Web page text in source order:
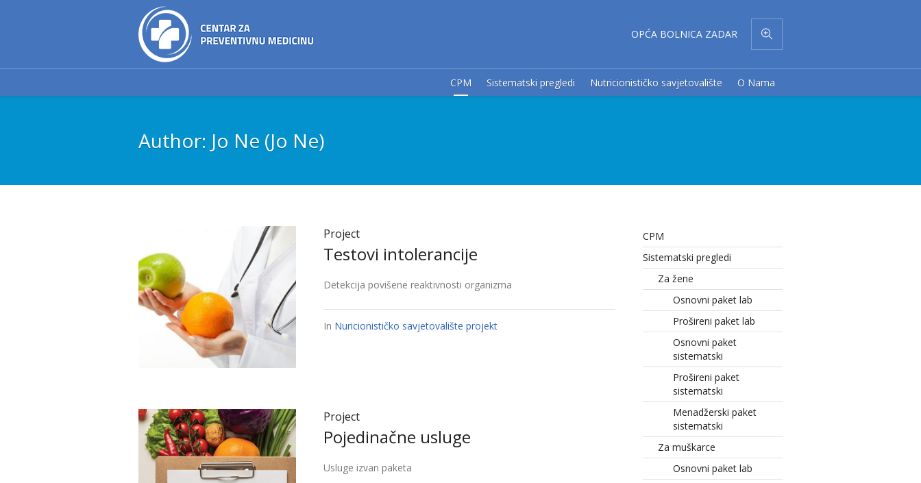
OPĆA BOLNICA ZADAR
CPM Sistematski pregledi Nutricionističko savjetovalište O Nama
Author: Jo Ne (Jo Ne)
Project
Testovi intolerancije
Detekcija povišene reaktivnosti organizma
In Nuricionističko savjetovalište projekt
Project
Pojedinačne usluge
Usluge izvan paketa
CPM
Sistematski pregledi
Za žene
Osnovni paket lab
Prošireni paket lab
Osnovni paket
sistematski
Prošireni paket
sistematski
Menadžerski paket
sistematski
Za muškarce
Osnovni paket lab